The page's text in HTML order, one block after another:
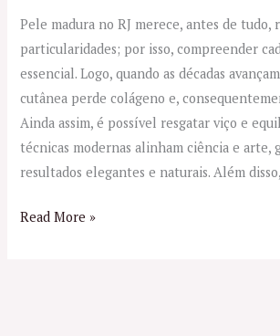
Pele madura no RJ merece, antes de tudo,
particularidades; por isso, compreender
essencial. Logo, quando as décadas
cutânea perde colágeno e,
Ainda assim, é possível resgatar viço e
técnicas modernas alinham ciência e arte,
resultados elegantes e naturais. Além
Read More »